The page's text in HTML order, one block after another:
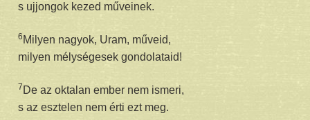
s ujjongok kezed műveinek.
6 Milyen nagyok, Uram, műveid,
milyen mélységesek gondolataid!
7 De az oktalan ember nem ismeri,
s az esztelen nem érti ezt meg.